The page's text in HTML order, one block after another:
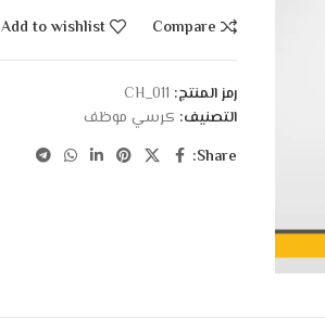
Compare
Add to wishlist
رمز المنتج: CH_011
التصنيف: كرسي موظف
Share: